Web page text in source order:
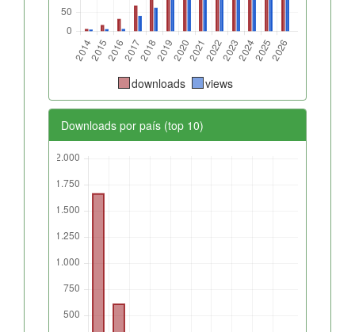
downloads views
Downloads por país (top 10)